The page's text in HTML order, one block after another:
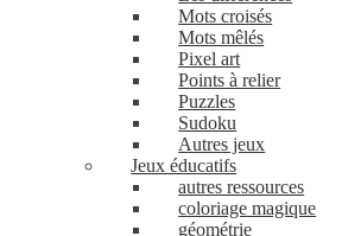
Mots croisés
Mots mêlés
Pixel art
Points à relier
Puzzles
Sudoku
Autres jeux
Jeux éducatifs
autres ressources
coloriage magique
géométrie